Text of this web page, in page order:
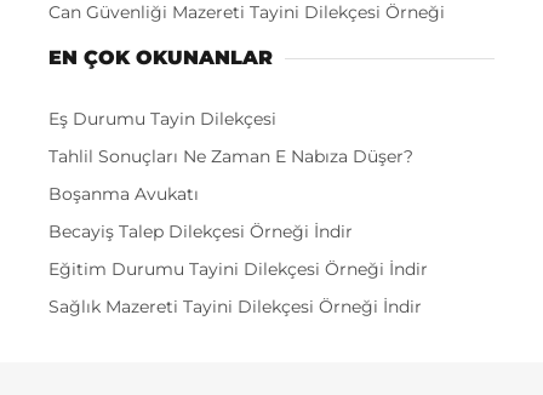
Can Güvenliği Mazereti Tayini Dilekçesi Örneği
EN ÇOK OKUNANLAR
Eş Durumu Tayin Dilekçesi
Tahlil Sonuçları Ne Zaman E Nabıza Düşer?
Boşanma Avukatı
Becayiş Talep Dilekçesi Örneği İndir
Eğitim Durumu Tayini Dilekçesi Örneği İndir
Sağlık Mazereti Tayini Dilekçesi Örneği İndir